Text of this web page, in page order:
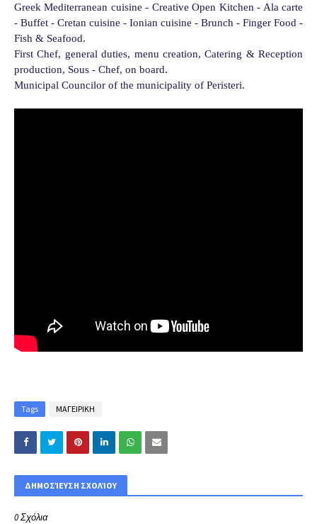
Greek Mediterranean cuisine - Creative Open Kitchen - Ala carte
- Buffet - Cretan cuisine - Ionian cuisine - Brunch - Finger Food -
Fish & Seafood.
First Chef, general duties, menu creation, Catering & Reception
production, Sous - Chef, on board.
Municipal Councilor of the municipality of Peristeri.
Tags ΜΑΓΕΙΡΙΚΗ
ΔΗΜΟΣΊΕΥΣΗ ΣΧΟΛΊΟΥ
0 Σχόλια